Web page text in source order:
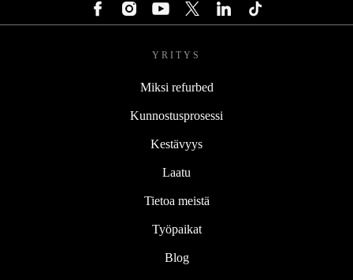
YRITYS
Miksi refurbed
Kunnostusprosessi
Kestävyys
Laatu
Tietoa meistä
Työpaikat
Blog